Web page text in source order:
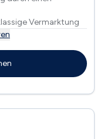
Vermarktung